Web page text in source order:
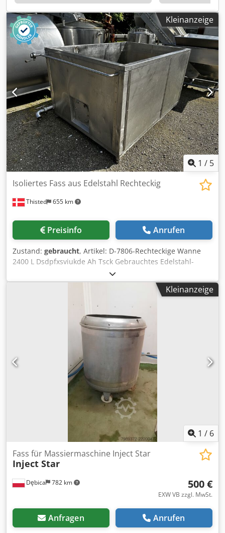
Kleinanzeige
1 / 5
Thisted 655 km
Isoliertes Fass aus Edelstahl Rechteckig
Preisinfo Anrufen
Zustand: gebraucht, Artikel: D-7806-Rechteckige Wanne
2400 L Dsdpfxsviukde Ah Tsck Gebrauchtes Edelstahl-
Rechteckfass, isoliert, 2400 L Abmessungen: 143 x 183 x
115 cm Auslassventil 2,5"
Kleinanzeige
1 / 6
Dębica 782 km
Fass für Massiermaschine Inject Star
Inject Star
500 €
EXW VB zzgl. MwSt.
Anfragen Anrufen